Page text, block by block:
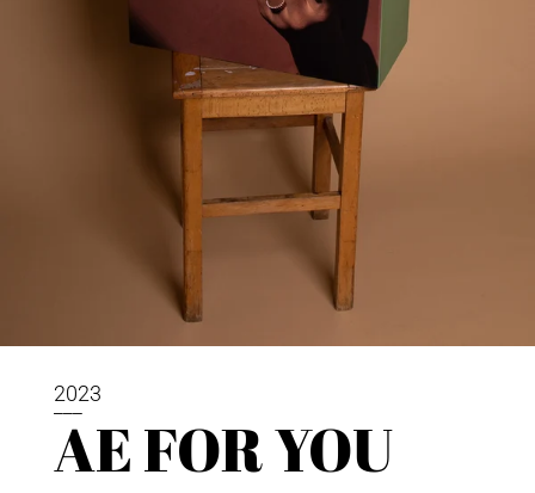
2023
___
AE FOR YOU